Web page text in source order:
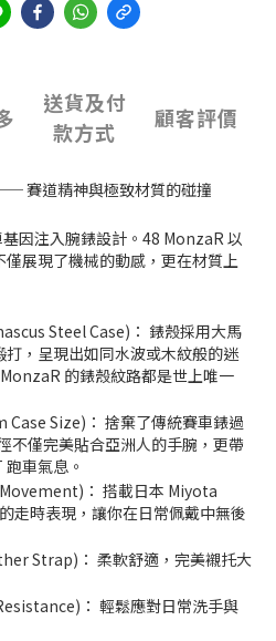
送貨及付
款方式
顧客評價
賽道精神與極致材質的碰撞
因注入腕錶設計。48 MonzaR 以
展現了機械的動感，更在材質上
Steel Case)： 錶殼採用大馬
，呈現出如同水波或木紋般的迷
的錶殼紋路都是世上唯一
Size)： 捨棄了傳統賽車錶過
不僅完美貼合亞洲人的手腕，更帶
車氣息。
： 搭載日本 Miyota
走時表現，讓你在日常佩戴中無後
Strap)： 柔軟舒適，完美襯托大
： 輕鬆應對日常洗手與